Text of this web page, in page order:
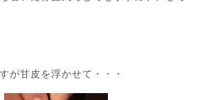
が甘皮を浮かせて・・・